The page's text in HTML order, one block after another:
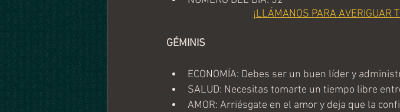
¡LLÁMANOS PARA AVERIGUAR
GÉMINIS
ECONOMÍA: Debes ser un buen líder y
SALUD: Necesitas tomarte un tiempo libre
AMOR: Arriésgate en el amor y deja que la